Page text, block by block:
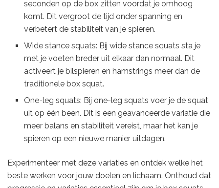
seconden op de box zitten voordat je omhoog
komt. Dit vergroot de tijd onder spanning en
verbetert de stabiliteit van je spieren.
Wide stance squats: Bij wide stance squats sta je
met je voeten breder uit elkaar dan normaal. Dit
activeert je bilspieren en hamstrings meer dan de
traditionele box squat.
One-leg squats: Bij one-leg squats voer je de squat
uit op één been. Dit is een geavanceerde variatie die
meer balans en stabiliteit vereist, maar het kan je
spieren op een nieuwe manier uitdagen.
Experimenteer met deze variaties en ontdek welke het
beste werken voor jouw doelen en lichaam. Onthoud dat